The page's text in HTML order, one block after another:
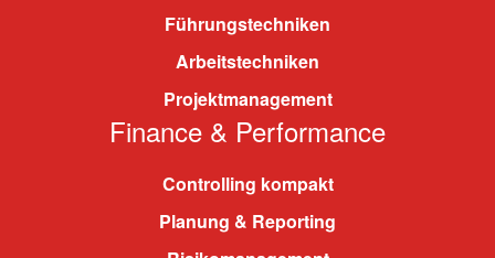
Führungstechniken
Arbeitstechniken
Projektmanagement
Finance & Performance
Controlling kompakt
Planung & Reporting